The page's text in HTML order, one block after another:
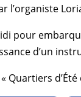
l’organiste
pour
d’un
Quartiers